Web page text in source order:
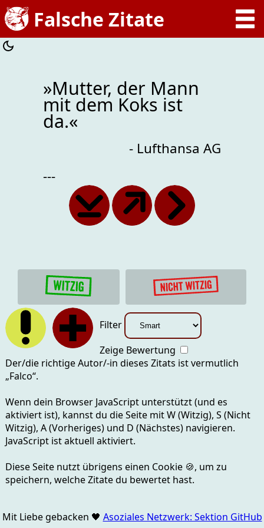
»Mutter, der Mann
mit dem Koks ist
da.«
- Lufthansa AG
---
Filter
Zeige Bewertung
Der/die richtige Autor/-in dieses Zitats ist vermutlich
„Falco“.
Wenn dein Browser JavaScript unterstützt (und es
aktiviert ist), kannst du die Seite mitW (Witzig), S (Nicht
Witzig), A (Vorheriges) und D (Nächstes)navigieren.
JavaScript ist aktuell aktiviert.
Diese Seite nutzt übrigens einen Cookie 🍪, um zu
speichern, welche Zitate du bewertet hast.
Mit Liebe gebacken 🖤 Asoziales Netzwerk: Sektion GitHub